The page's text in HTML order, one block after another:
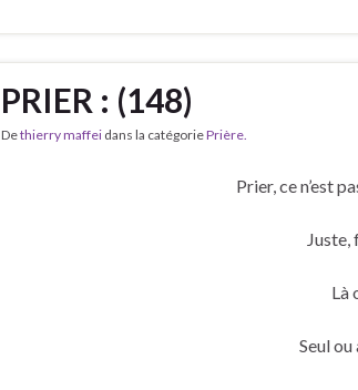
PRIER : (148)
Dethierry maffei dans la catégoriePrière.
Prier, ce n’est
Juste,
Là
Seul